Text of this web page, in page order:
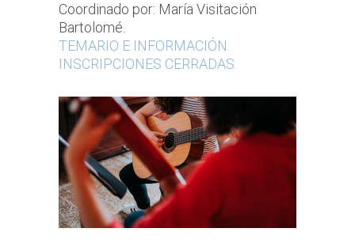
Coordinado por: María Visitación
Bartolomé.
TEMARIO E INFORMACIÓN.
INSCRIPCIONES CERRADAS.